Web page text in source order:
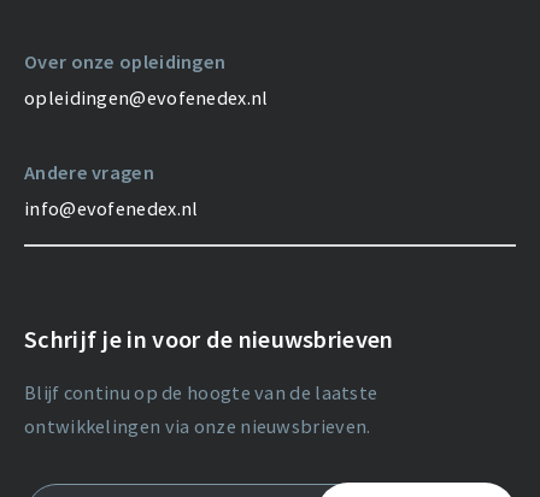
Over onze opleidingen
opleidingen@evofenedex.nl
Andere vragen
info@evofenedex.nl
Schrijf je in voor de nieuwsbrieven
Blijf continu op de hoogte van de laatste
ontwikkelingen via onze nieuwsbrieven.